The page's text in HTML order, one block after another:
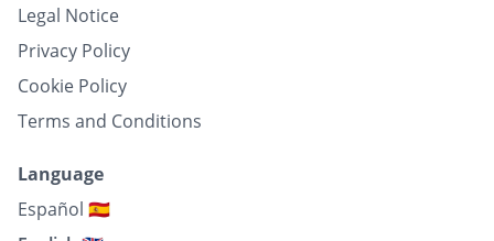
Legal Notice
Privacy Policy
Cookie Policy
Terms and Conditions
Language
Español 🇪🇸